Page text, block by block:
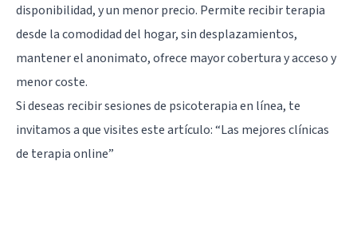
disponibilidad, y un menor precio. Permite recibir terapia
desde la comodidad del hogar, sin desplazamientos,
mantener el anonimato, ofrece mayor cobertura y acceso y
menor coste.
Si deseas recibir sesiones de psicoterapia en línea, te
invitamos a que visites este artículo: “Las mejores clínicas
de terapia online”